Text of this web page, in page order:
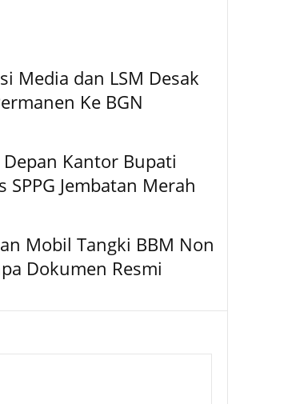
Media dan LSM Desak
Ke BGN
Kantor Bupati
Jembatan Merah
Mobil Tangki BBM Non
Dokumen Resmi